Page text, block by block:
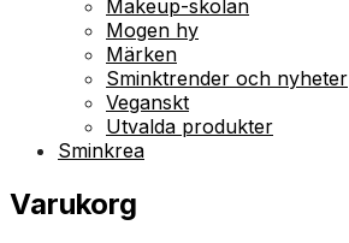
Makeup-skolan
Mogen hy
Märken
Sminktrender och nyheter
Veganskt
Utvalda produkter
Sminkrea
Varukorg